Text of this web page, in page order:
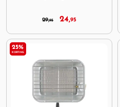
29,95 24,95
25%
KORTING